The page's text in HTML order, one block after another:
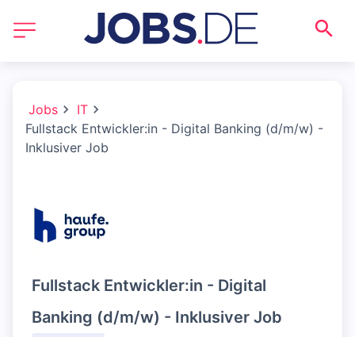
Jobs
IT
Fullstack Entwickler:in - Digital Banking (d/m/w) -
Inklusiver Job
Fullstack Entwickler:in - Digital
Banking (d/m/w) - Inklusiver Job